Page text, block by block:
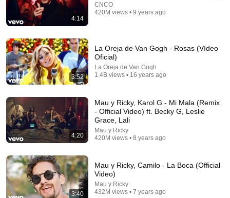
Te Bote Remix - Casper, Nio García, Darell, Nicky
Jam, Bad Bunny, Ozuna [LYRICVIDEO]
Lyric MusiCat • 167M views
4:14
CNCO
420M views • 9 years ago
3:52
La Oreja de Van Gogh - Rosas (Vídeo
Oficial)
La Oreja de Van Gogh
1.4B views • 16 years ago
4:20
Mau y Ricky, Karol G - Mi Mala (Remix
- Official Video) ft. Becky G, Leslie
Grace, Lali
Mau y Ricky
420M views • 8 years ago
3:40
Mau y Ricky, Camilo - La Boca (Official
Video)
Mau y Ricky
432M views • 7 years ago